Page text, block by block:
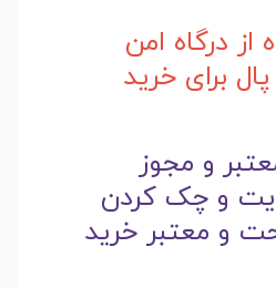
از درگاه امن
برای خرید
و مجوز
و چک کردن
و معتبر خرید